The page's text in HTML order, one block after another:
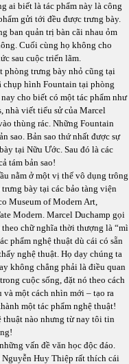
ai biết là tác phẩm này là công
gửi tới đều được trưng bày.
ban quản trị bàn cãi nhau ỏm
Cuối cùng họ không cho
sau cuộc triển lãm.
phòng trưng bày nhỏ cũng tại
chụp hình Fountain tại phòng
cho biết có một tác phẩm như
nhà viết tiểu sử của Marcel
thùng rác. Những Fountain
sao. Bản sao thứ nhất được sự
tại Nữu Ước. Sau đó là các
tám bản sao!
nằm ở một vị thế vô dụng trông
trưng bày tại các bảo tàng viện
Museum of Modern Art,
Modern. Marcel Duchamp gọi
chữ nghĩa thời thượng là “mì
phẩm nghệ thuật dù cái có sẵn
nghệ thuật. Họ dạy chúng ta
không chẳng phải là điều quan
cuộc sống, đặt nó theo cách
một cách nhìn mới – tạo ra
một tác phẩm nghệ thuật!
thuật nào nhưng từ nay tôi tin
vấn đề văn học độc đáo.
Huy Thiệp rất thích cái